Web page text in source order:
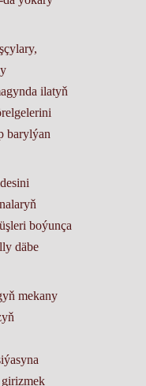
ilatyň
barylýan
boýunça
däbe
mekany
girizmek